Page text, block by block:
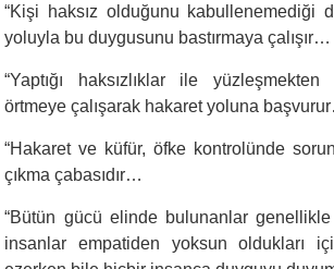
“Kişi haksız olduğunu kabullenemediği
yoluyla bu duygusunu bastırmaya çalışır…
“Yaptığı haksızlıklar ile
örtmeye çalışarak hakaret yoluna
“Hakaret ve küfür, öfke kontrolünde
çıkma çabasıdır…
“Bütün gücü elinde bulunanlar genellikle
insanlar empatiden yoksun oldukları